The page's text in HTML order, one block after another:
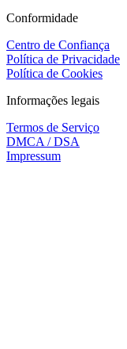
Conformidade
Centro de Confiança
Política de Privacidade
Política de Cookies
Informações legais
Termos de Serviço
DMCA / DSA
Impressum